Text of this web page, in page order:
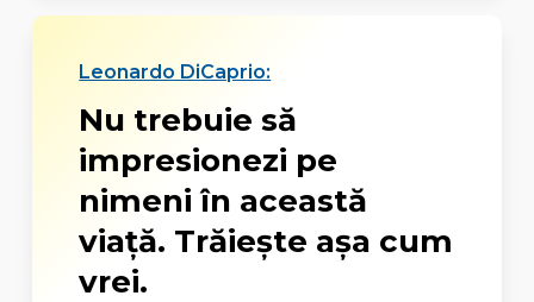
Leonardo DiCaprio:
Nu trebuie să
impresionezi pe
nimeni în această
viaţă. Trăieşte aşa cum
vrei.